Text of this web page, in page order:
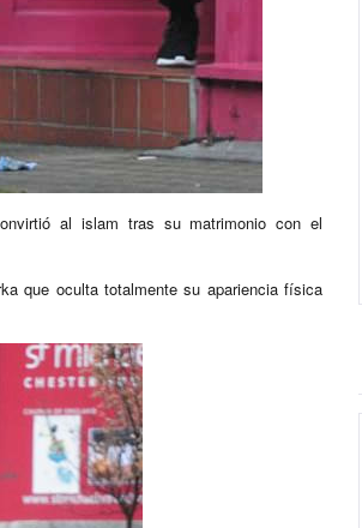
al islam tras su matrimonio con el
que oculta totalmente su apariencia física